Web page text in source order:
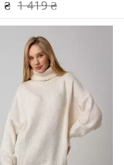
₴ 1 419 ₴